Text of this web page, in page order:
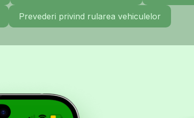
Prevederi privind rularea vehiculelor